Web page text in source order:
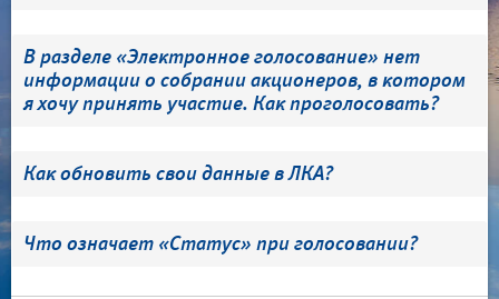
В разделе «Электронное голосование» нет
информации о собрании акционеров, в котором
я хочу принять участие. Как проголосовать?
Как обновить свои данные в ЛКА?
Что означает «Статус» при голосовании?